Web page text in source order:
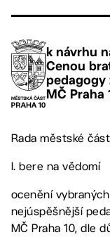
k návrhu
Cenou
pedagogy
MČ Praha
Rada městské
I. bere na vědomí
ocenění
nejúspěšnější
MČ Praha 10, dle